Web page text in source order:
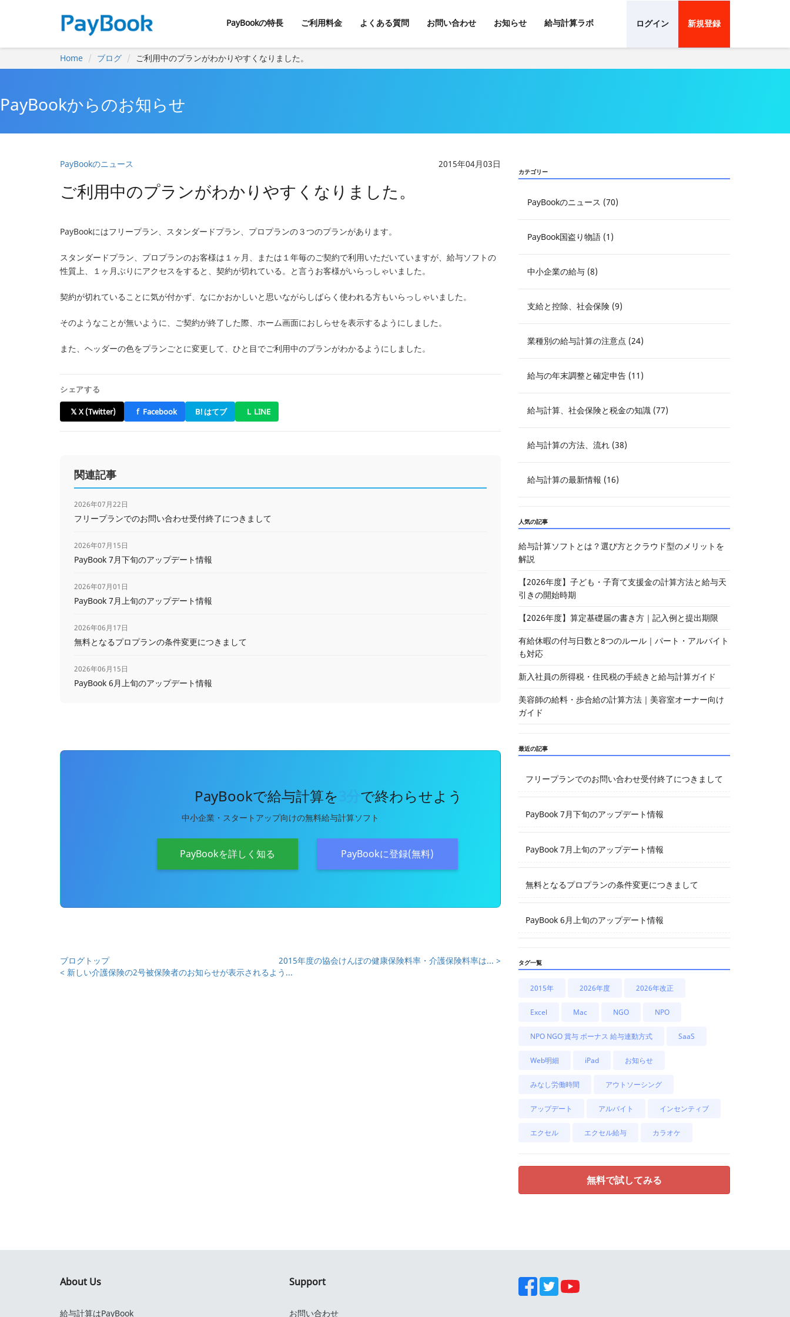
PayBookの特長 ご利用料金 よくある質問 お問い合わせ お知らせ 給与計算ラボ ログイン 新規登録
Home ブログ ご利用中のプランがわかりやすくなりました。
PayBookからのお知らせ
PayBookのニュース 2015年04月03日
ご利用中のプランがわかりやすくなりました。
PayBookにはフリープラン、スタンダードプラン、プロプランの３つのプランがあります。
スタンダードプラン、プロプランのお客様は１ヶ月、または１年毎のご契約で利用いただいていますが、給与ソフトの
性質上、１ヶ月ぶりにアクセスをすると、契約が切れている。と言うお客様がいらっしゃいました。
契約が切れていることに気が付かず、なにかおかしいと思いながらしばらく使われる方もいらっしゃいました。
そのようなことが無いように、ご契約が終了した際、ホーム画面におしらせを表示するようにしました。
また、ヘッダーの色をプランごとに変更して、ひと目でご利用中のプランがわかるようにしました。
シェアする
𝕏 X (Twitter) f Facebook B! はてブ L LINE
関連記事
2026年07月22日
フリープランでのお問い合わせ受付終了につきまして
2026年07月15日
PayBook 7月下旬のアップデート情報
2026年07月01日
PayBook 7月上旬のアップデート情報
2026年06月17日
無料となるプロプランの条件変更につきまして
2026年06月15日
PayBook 6月上旬のアップデート情報
PayBookで給与計算を で終わらせよう
中小企業・スタートアップ向けの無料給与計算ソフト
PayBookを詳しく知る PayBookに登録(無料)
2015年度の協会けんぽの健康保険料率・介護保険料率は... >
ブログトップ
< 新しい介護保険の2号被保険者のお知らせが表示されるよう...
カテゴリー
PayBookのニュース (70)
PayBook国盗り物語 (1)
中小企業の給与 (8)
支給と控除、社会保険 (9)
業種別の給与計算の注意点 (24)
給与の年末調整と確定申告 (11)
給与計算、社会保険と税金の知識 (77)
給与計算の方法、流れ (38)
給与計算の最新情報 (16)
人気の記事
給与計算ソフトとは？選び方とクラウド型のメリットを
解説
【2026年度】子ども・子育て支援金の計算方法と給与天
引きの開始時期
【2026年度】算定基礎届の書き方｜記入例と提出期限
有給休暇の付与日数と8つのルール｜パート・アルバイト
も対応
新入社員の所得税・住民税の手続きと給与計算ガイド
美容師の給料・歩合給の計算方法｜美容室オーナー向け
ガイド
最近の記事
フリープランでのお問い合わせ受付終了につきまして
PayBook 7月下旬のアップデート情報
PayBook 7月上旬のアップデート情報
無料となるプロプランの条件変更につきまして
PayBook 6月上旬のアップデート情報
タグ一覧
2015年 2026年度 2026年改正
Excel Mac NGO NPO
NPO NGO 賞与 ボーナス 給与連動方式 SaaS
Web明細 iPad お知らせ
みなし労働時間 アウトソーシング
アップデート アルバイト インセンティブ
エクセル エクセル給与 カラオケ
無料で試してみる
About Us
給与計算はPayBook
Support
お問い合わせ